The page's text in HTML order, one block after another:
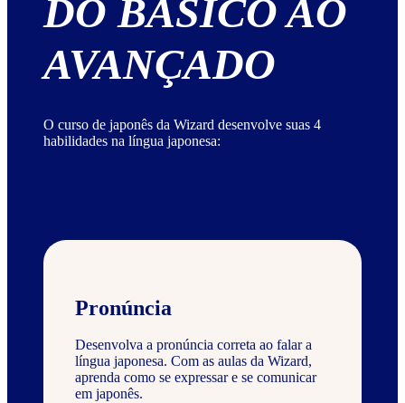
DO BÁSICO AO
AVANÇADO
O curso de japonês da Wizard desenvolve suas 4
habilidades na língua japonesa:
Pronúncia
Desenvolva a pronúncia correta ao falar a
língua japonesa. Com as aulas da Wizard,
aprenda como se expressar e se comunicar
em japonês.